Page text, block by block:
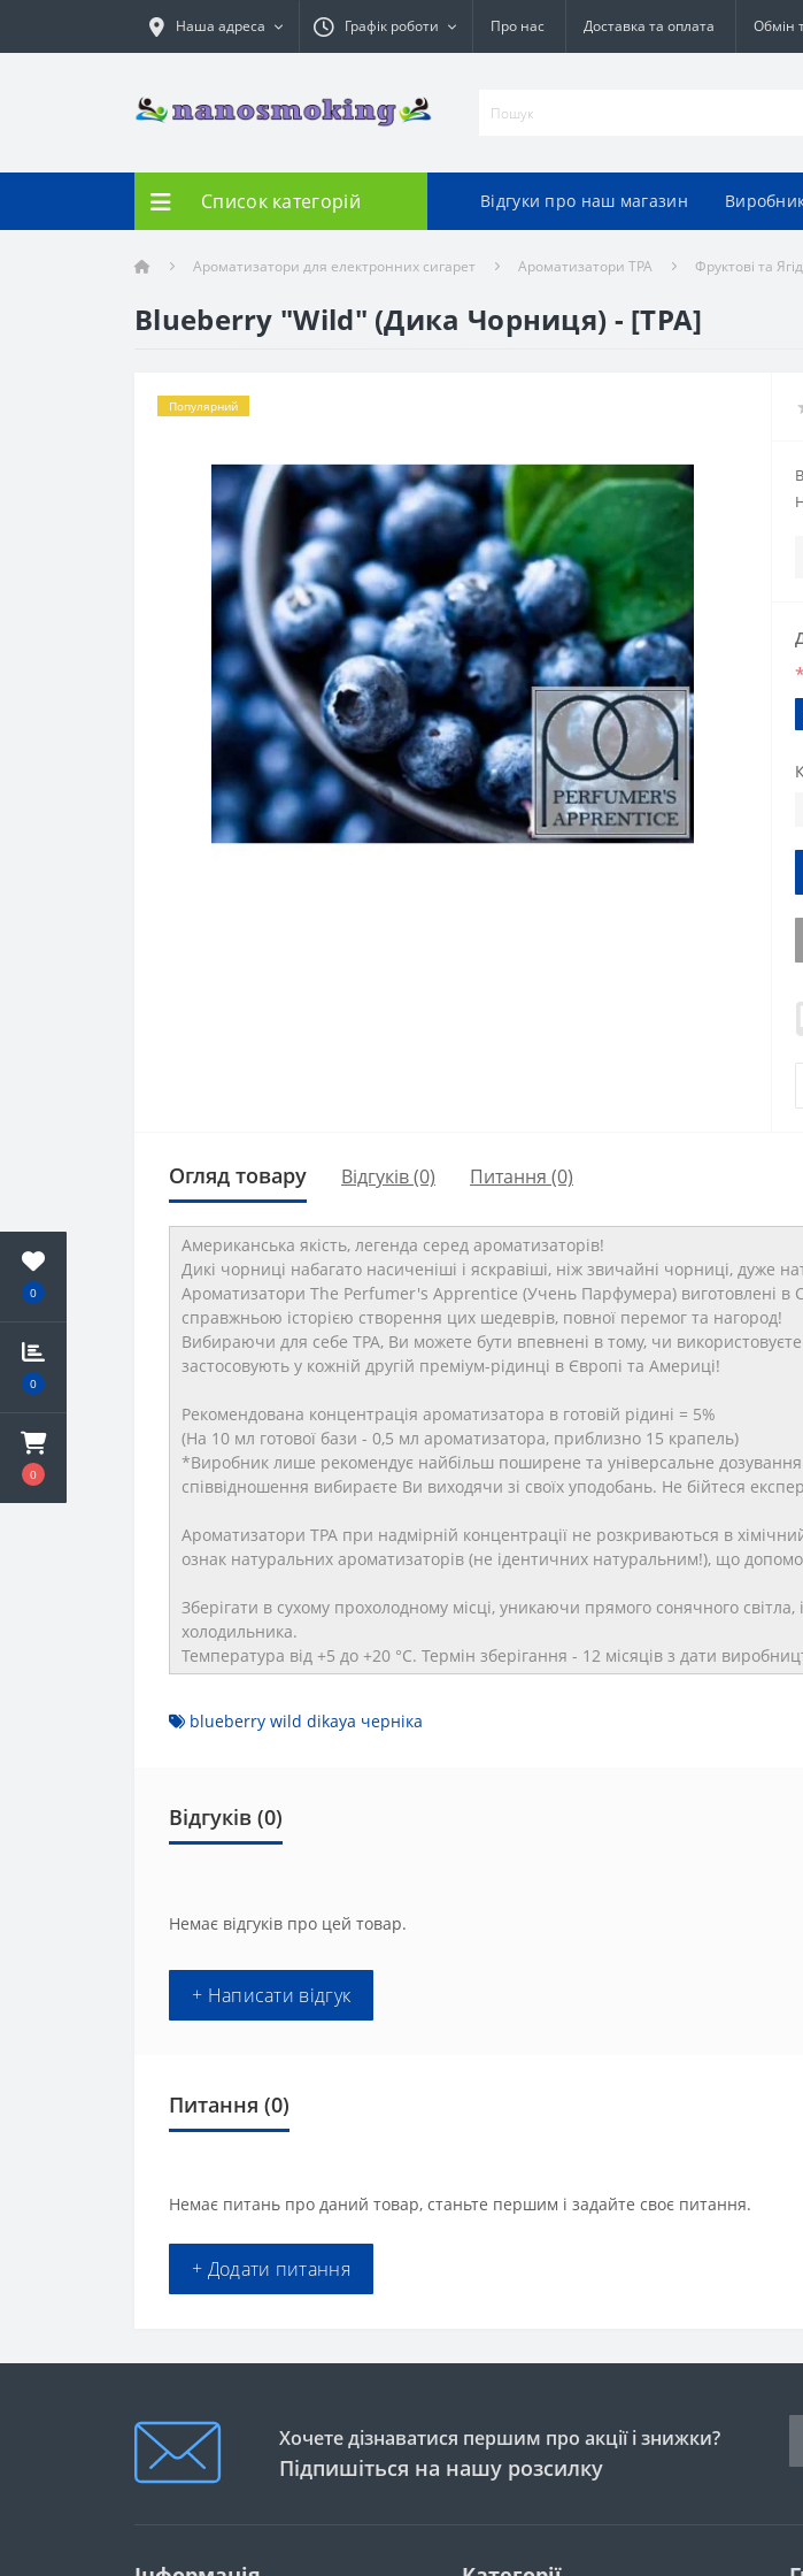
0
0
0
Наша адреса Графік роботи Про нас Доставка та оплата Обмін
Список категорій Відгуки про наш магазин
Ароматизатори для електронних сигарет Ароматизатори TPA Фруктові та
Blueberry "Wild" (Дика Чорниця) - [TPA]
Популярний
*
Огляд товару Відгуків (0) Питання (0)
Американська якість, легенда серед ароматизаторів!
Дикі чорниці набагато насиченіші і яскравіші, ніж звичайні чорниці, дуже
Ароматизатори The Perfumer's Apprentice (Учень Парфумера) виготовлені
справжньою історією створення цих шедеврів, повної перемог та нагород!
Вибираючи для себе TPA, Ви можете бути впевнені в тому, чи
застосовують у кожній другій преміум-рідинці в Європі та Америці!
Рекомендована концентрація ароматизатора в готовій рідині = 5%
(На 10 мл готової бази - 0,5 мл ароматизатора, приблизно 15 крапель)
*Виробник лише рекомендує найбільш поширене та універсальне
співвідношення вибираєте Ви виходячи зі своїх уподобань. Не бійтеся
Ароматизатори TPA при надмірній концентрації не розкриваються в
ознак натуральних ароматизаторів (не ідентичних натуральним!), що
Зберігати в сухому прохолодному місці, уникаючи прямого сонячного
холодильника.
Температура від +5 до +20 °C. Термін зберігання - 12 місяців з дати
blueberry wild dikaya черніка
Відгуків (0)
Немає відгуків про цей товар.
+ Написати відгук
Питання (0)
Немає питань про даний товар, станьте першим і задайте своє питання.
+ Додати питання
Хочете дізнаватися першим про акції і знижки?
Підпишіться на нашу розсилку